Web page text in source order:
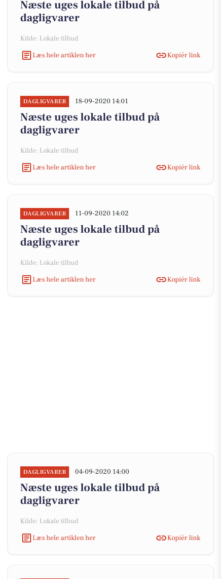
Næste uges lokale tilbud på
dagligvarer
Kilde: Lokale tilbud
Læs hele artiklen her
Kopiér link
DAGLIGVARER 18-09-2020 14:01
Næste uges lokale tilbud på
dagligvarer
Kilde: Lokale tilbud
Læs hele artiklen her
Kopiér link
DAGLIGVARER 11-09-2020 14:02
Næste uges lokale tilbud på
dagligvarer
Kilde: Lokale tilbud
Læs hele artiklen her
Kopiér link
DAGLIGVARER 04-09-2020 14:00
Næste uges lokale tilbud på
dagligvarer
Kilde: Lokale tilbud
Læs hele artiklen her
Kopiér link